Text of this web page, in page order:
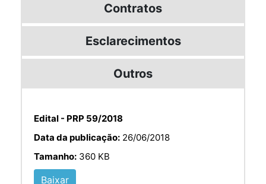
Contratos
Esclarecimentos
Outros
Edital - PRP 59/2018
Data da publicação: 26/06/2018
Tamanho: 360 KB
Baixar